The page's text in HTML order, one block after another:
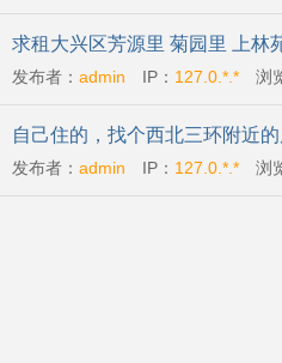
求租大兴区芳源里 菊园里 上林
发布者： admin IP： 127.0.*.* 浏
自己住的，找个西北三环附近
发布者： admin IP： 127.0.*.* 浏